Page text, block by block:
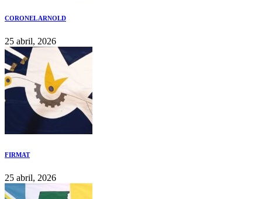
CORONEL ARNOLD
25 abril, 2026
FIRMAT
25 abril, 2026